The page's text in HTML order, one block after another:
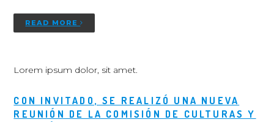
READ MORE
Lorem ipsum dolor, sit amet.
CON INVITADO, SE REALIZÓ UNA NUEVA
REUNIÓN DE LA COMISIÓN DE CULTURAS Y